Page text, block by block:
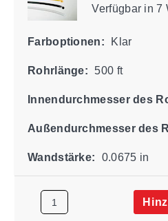
Verfügbarin 7
Farboptionen: Klar
Rohrlänge: 500 ft
Innendurchmesser des
Außendurchmesser des
Wandstärke: 0.0675 in